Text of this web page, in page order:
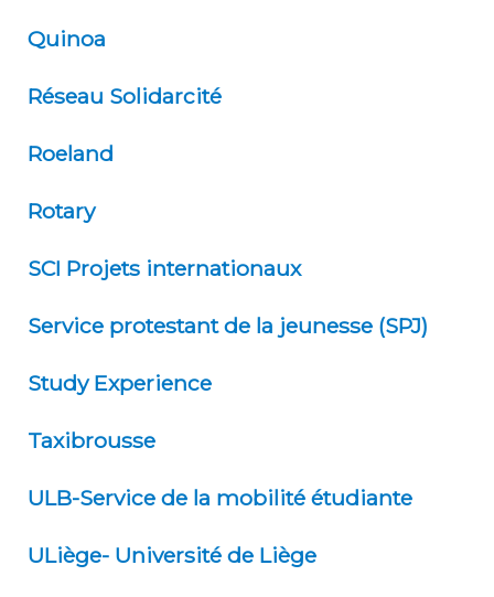
Quinoa
Réseau Solidarcité
Roeland
Rotary
SCI Projets internationaux
Service protestant de la jeunesse (SPJ)
Study Experience
Taxibrousse
ULB-Service de la mobilité étudiante
ULiège- Université de Liège